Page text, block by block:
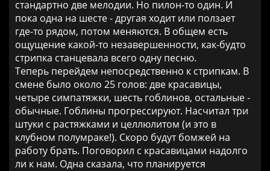
стандартно две мелодии. Но пилон-то один. И
пока одна на шесте - другая ходит или ползает
где-то рядом, потом меняются. В общем есть
ощущение какой-то незавершенности, как-будто
стрипка станцевала всего одну песню.
Теперь перейдем непосредственно к стрипкам. В
смене было около 25 голов: две красавицы,
четыре симпатяжки, шесть гоблинов, остальные -
обычные. Гоблины прогрессируют. Насчитал три
штуки с растяжками и целлюлитом (и это в
клубном полумраке!). Скоро будут бомжей на
работу брать. Поговорил с красавицами надолго
ли к нам. Одна сказала, что планируется